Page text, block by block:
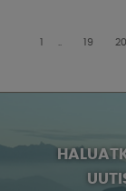
1 19 20